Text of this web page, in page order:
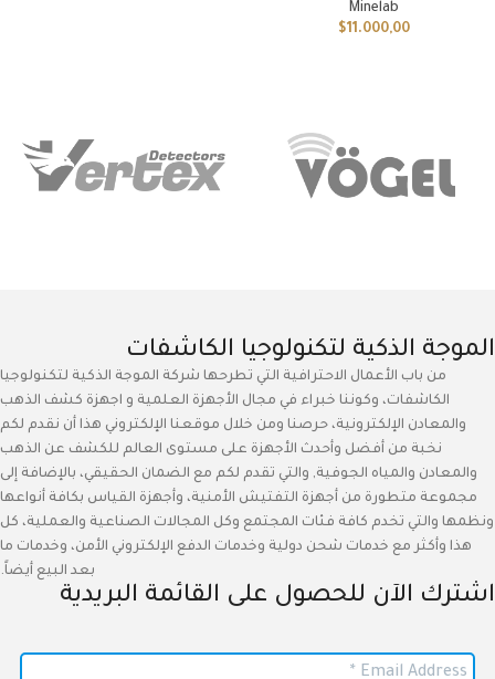
Minelab
$ 11.000,00
الموجة الذكية لتكنولوجيا الكاشفات
من باب الأعمال الاحترافية التي تطرحها شركة الموجة الذكية لتكنولوجيا
الكاشفات، وكوننا خبراء في مجال الأجهزة العلمية و اجهزة كشف الذهب
والمعادن الإلكترونية، حرصنا ومن خلال موقعنا الإلكتروني هذا أن نقدم لكم
نخبة من أفضل وأحدث الأجهزة على مستوى العالم للكشف عن الذهب
والمعادن والمياه الجوفية, والتي تقدم لكم مع الضمان الحقيقي، بالإضافة إلى
مجموعة متطورة من أجهزة التفتيش الأمنية، وأجهزة القياس بكافة أنواعها
ونظمها والتي تخدم كافة فئات المجتمع وكل المجالات الصناعية والعملية، كل
هذا وأكثر مع خدمات شحن دولية وخدمات الدفع الإلكتروني الأمن، وخدمات ما
بعد البيع أيضاً.
اشترك الآن للحصول على القائمة البريدية